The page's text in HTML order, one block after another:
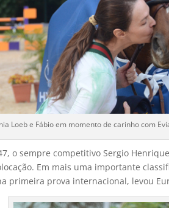
Loeb e Fábio em momento de carinho com
o sempre competitivo Sergio
Em mais uma importante
primeira prova internacional, levou